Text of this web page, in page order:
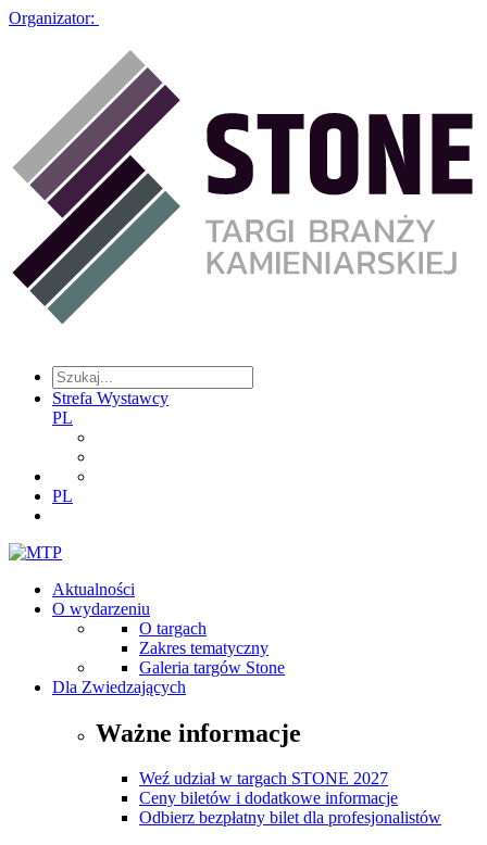
Organizator:
Strefa Wystawcy
PL
PL
Aktualności
O wydarzeniu
O targach
Zakres tematyczny
Galeria targów Stone
Dla Zwiedzających
Ważne informacje
Weź udział w targach STONE 2027
Ceny biletów i dodatkowe informacje
Odbierz bezpłatny bilet dla profesjonalistów